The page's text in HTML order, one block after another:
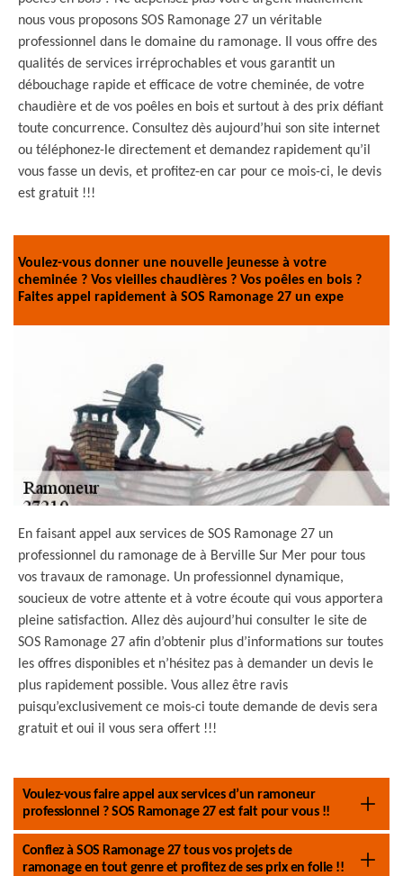
nous vous proposons SOS Ramonage 27 un véritable
professionnel dans le domaine du ramonage. Il vous offre des
qualités de services irréprochables et vous garantit un
débouchage rapide et efficace de votre cheminée, de votre
chaudière et de vos poêles en bois et surtout à des prix défiant
toute concurrence. Consultez dès aujourd’hui son site internet
ou téléphonez-le directement et demandez rapidement qu’il
vous fasse un devis, et profitez-en car pour ce mois-ci, le devis
est gratuit !!!
Voulez-vous donner une nouvelle jeunesse à votre
cheminée ? Vos vieilles chaudières ? Vos poêles en bois ?
Faites appel rapidement à SOS Ramonage 27 un expe
En faisant appel aux services de SOS Ramonage 27 un
professionnel du ramonage de à Berville Sur Mer pour tous
vos travaux de ramonage. Un professionnel dynamique,
soucieux de votre attente et à votre écoute qui vous apportera
pleine satisfaction. Allez dès aujourd’hui consulter le site de
SOS Ramonage 27 afin d’obtenir plus d’informations sur toutes
les offres disponibles et n’hésitez pas à demander un devis le
plus rapidement possible. Vous allez être ravis
puisqu’exclusivement ce mois-ci toute demande de devis sera
gratuit et oui il vous sera offert !!!
Voulez-vous faire appel aux services d’un ramoneur
professionnel ? SOS Ramonage 27 est fait pour vous !!
Confiez à SOS Ramonage 27 tous vos projets de
ramonage en tout genre et profitez de ses prix en folie !!